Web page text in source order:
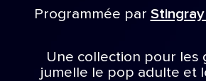
Programmée par
Une collection pour les
jumelle le pop adulte et